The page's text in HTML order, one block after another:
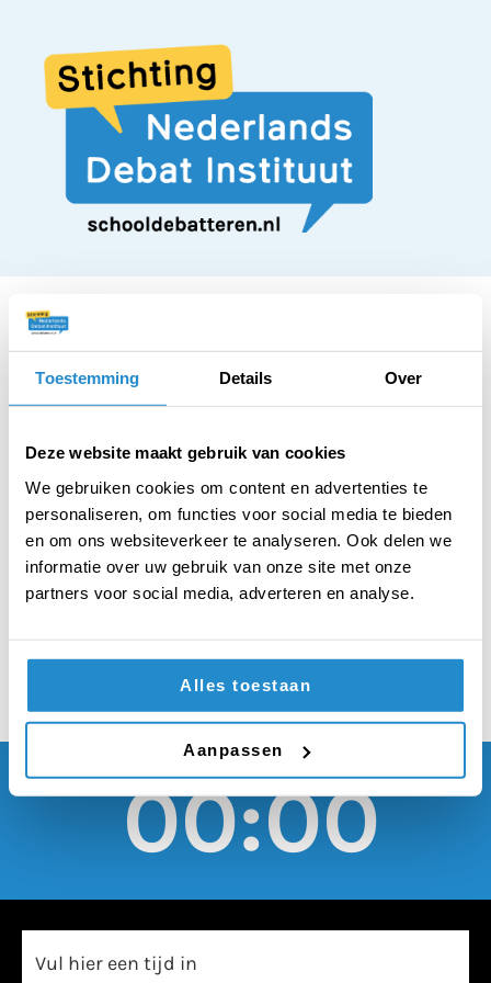
Toestemming Details Over
Deze website maakt gebruik van cookies
We gebruiken cookies om content en advertenties te
personaliseren, om functies voor social media te bieden
en om ons websiteverkeer te analyseren. Ook delen we
informatie over uw gebruik van onze site met onze
partners voor social media, adverteren en analyse.
Alles toestaan
Aanpassen
STELLING
Als de oorlog voorbij
is, moeten
vluchtelingen terug
naar hun eigen land
00:00